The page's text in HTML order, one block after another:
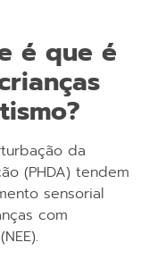
é que é
da
(PHDA) tendem
sensorial
com